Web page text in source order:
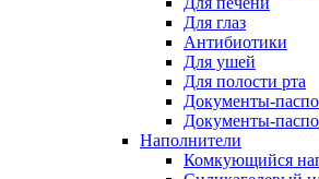
Для глаз
Антибиотики
Для ушей
Для полости рта
Документы-
Документы-
Наполнители
Комкующийся